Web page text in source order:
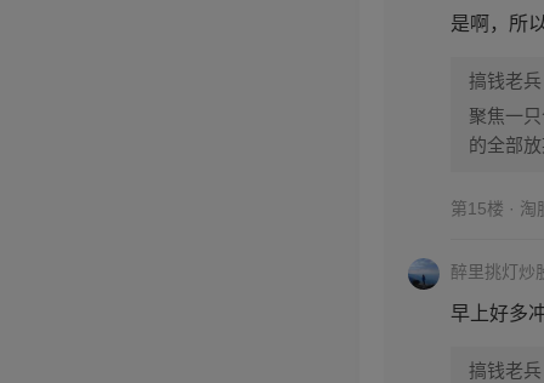
是啊，所
搞钱老兵
聚焦一
的全部
第15楼 · 淘
醉里挑灯炒
早上好多
搞钱老兵